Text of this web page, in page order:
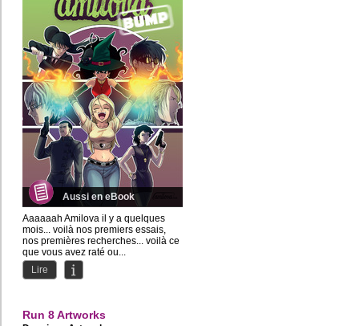
Aussi en eBook
Aaaaaah Amilova il y a quelques
mois... voilà nos premiers essais,
nos premières recherches... voilà ce
que vous avez raté ou...
Lire
Run 8 Artworks